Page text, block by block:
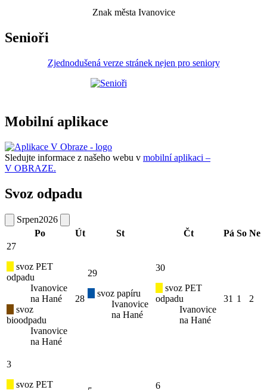
Znak města Ivanovice
Senioři
Zjednodušená verze stránek nejen pro seniory
Mobilní aplikace
Sledujte informace z našeho webu v mobilní aplikaci –
V OBRAZE.
Svoz odpadu
Srpen2026
Po
Út St Čt Pá So Ne
27
svoz PET
odpadu
Ivanovice
na Hané
svoz
bioodpadu
Ivanovice
na Hané
28
29
svoz papíru
Ivanovice
na Hané
30
svoz PET
odpadu
Ivanovice
na Hané
31 1 2
3
svoz PET
6